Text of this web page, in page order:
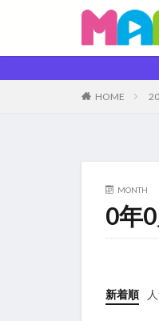
HOME
MONTH
0年
新着順